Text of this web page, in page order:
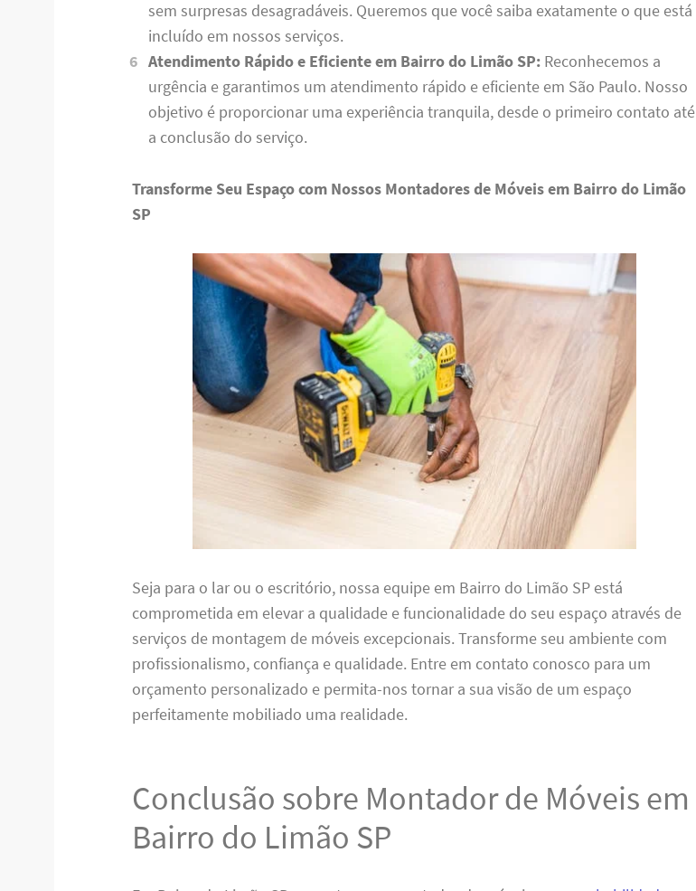
sem surpresas desagradáveis. Queremos que você saiba exatamente o que está
incluído em nossos serviços.
Atendimento Rápido e Eficiente em Bairro do Limão SP:Reconhecemos a
urgência e garantimos um atendimento rápido e eficiente em São Paulo. Nosso
objetivo é proporcionar uma experiência tranquila, desde o primeiro contato até
a conclusão do serviço.
Transforme Seu Espaço com Nossos Montadores de Móveis em Bairro do Limão
SP
Seja para o lar ou o escritório, nossa equipe em Bairro do Limão SP está
comprometida em elevar a qualidade e funcionalidade do seu espaço através de
serviços de montagem de móveis excepcionais. Transforme seu ambiente com
profissionalismo, confiança e qualidade. Entre em contato conosco para um
orçamento personalizado e permita-nos tornar a sua visão de um espaço
perfeitamente mobiliado uma realidade.
Conclusão sobre Montador de Móveis em
Bairro do Limão SP